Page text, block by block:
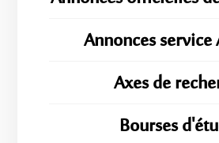
Annonces
Axes de
Bourses